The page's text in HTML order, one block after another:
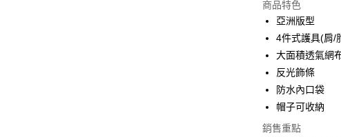
Apple Pay
ATM付款
運送方式
全家取貨付款(安
每筆NT$60，滿
商品特色
亞洲版型
4件式護具(肩/
大面積透氣網
反光飾條
防水內口袋
帽子可收納
銷售重點